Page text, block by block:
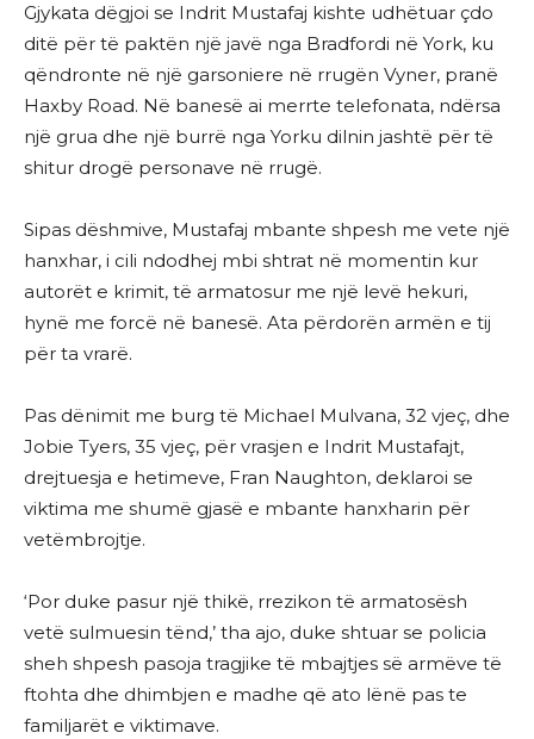
Gjykata dëgjoi se Indrit Mustafaj kishte udhëtuar çdo
ditë për të paktën një javë nga Bradfordi në York, ku
qëndronte në një garsoniere në rrugën Vyner, pranë
Haxby Road. Në banesë ai merrte telefonata, ndërsa
një grua dhe një burrë nga Yorku dilnin jashtë për të
shitur drogë personave në rrugë.
Sipas dëshmive, Mustafaj mbante shpesh me vete një
hanxhar, i cili ndodhej mbi shtrat në momentin kur
autorët e krimit, të armatosur me një levë hekuri,
hynë me forcë në banesë. Ata përdorën armën e tij
për ta vrarë.
Pas dënimit me burg të Michael Mulvana, 32 vjeç, dhe
Jobie Tyers, 35 vjeç, për vrasjen e Indrit Mustafajt,
drejtuesja e hetimeve, Fran Naughton, deklaroi se
viktima me shumë gjasë e mbante hanxharin për
vetëmbrojtje.
‘Por duke pasur një thikë, rrezikon të armatosësh
vetë sulmuesin tënd,’ tha ajo, duke shtuar se policia
sheh shpesh pasoja tragjike të mbajtjes së armëve të
ftohta dhe dhimbjen e madhe që ato lënë pas te
familjarët e viktimave.